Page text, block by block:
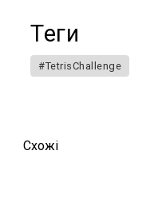
Теги
#TetrisChallenge
Схожi